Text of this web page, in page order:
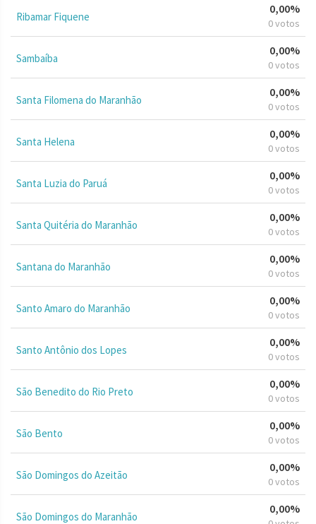
Ribamar Fiquene
0,00%
0 votos
Sambaíba
0,00%
0 votos
Santa Filomena do Maranhão
0,00%
0 votos
Santa Helena
0,00%
0 votos
Santa Luzia do Paruá
0,00%
0 votos
Santa Quitéria do Maranhão
0,00%
0 votos
Santana do Maranhão
0,00%
0 votos
Santo Amaro do Maranhão
0,00%
0 votos
Santo Antônio dos Lopes
0,00%
0 votos
São Benedito do Rio Preto
0,00%
0 votos
São Bento
0,00%
0 votos
São Domingos do Azeitão
0,00%
0 votos
São Domingos do Maranhão
0,00%